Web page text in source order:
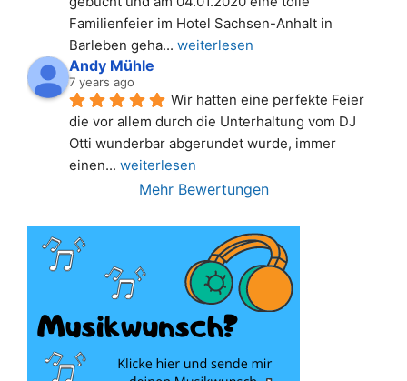
Familienfeier im Hotel Sachsen-Anhalt in
Barleben geha... weiterlesen
Andy Mühle
7 years ago
Wir hatten eine perfekte Feier
die vor allem durch die Unterhaltung vom DJ
Otti wunderbar abgerundet wurde, immer
einen... weiterlesen
Mehr Bewertungen